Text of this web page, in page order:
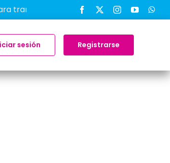
el aprendizaje en el aula -
sesión Registrarse